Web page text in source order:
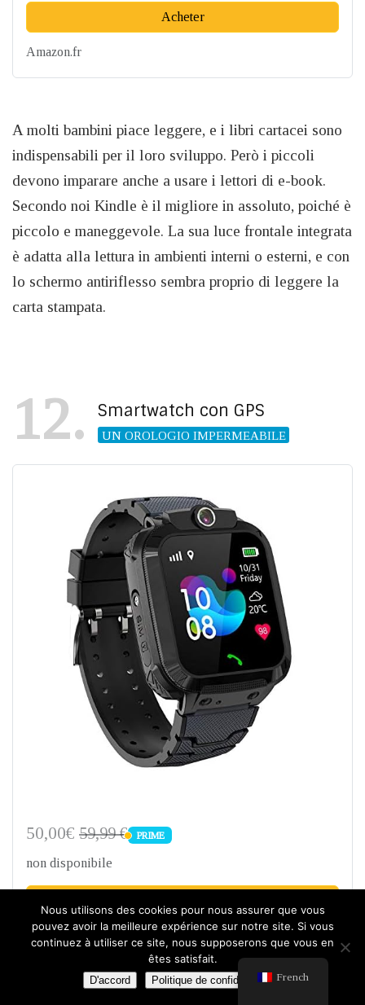
Acheter
Amazon.fr
A molti bambini piace leggere, e i libri cartacei sono
indispensabili per il loro sviluppo. Però i piccoli
devono imparare anche a usare i lettori di e-book.
Secondo noi Kindle è il migliore in assoluto, poiché è
piccolo e maneggevole. La sua luce frontale integrata
è adatta alla lettura in ambienti interni o esterni, e con
lo schermo antiriflesso sembra proprio di leggere la
carta stampata.
12 Smartwatch con GPS
UN OROLOGIO IMPERMEABILE
50,00€ 59,99 € PRIME
PRIME
non disponibile
Amazon.fr
août 3, 2026 4:09 pm French
Nous utilisons des cookies pour nous assurer que vous
pouvez avoir la meilleure expérience sur notre site. Si vous
continuez à utiliser ce site, nous supposerons que vous en
êtes satisfait.
D'accord Politique de confidentialité